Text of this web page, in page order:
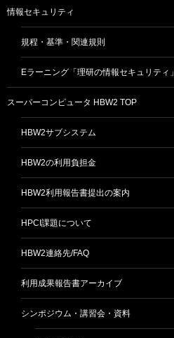
情報セキュリティ
規程・基準・関連規則
Eラーニング「理研の情報セキュリティ」
スーパーコンピュータ HBW2 TOP
HBW2サブシステム
HBW2の利用負担金
HBW2利用報告書提出の案内
HPCI課題について
HBW2連絡先/FAQ
利用成果報告書アーカイブ
シンポジウム・講習会・資料